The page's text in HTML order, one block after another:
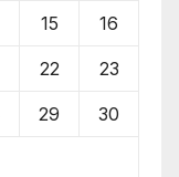
15 16
22 23
29 30